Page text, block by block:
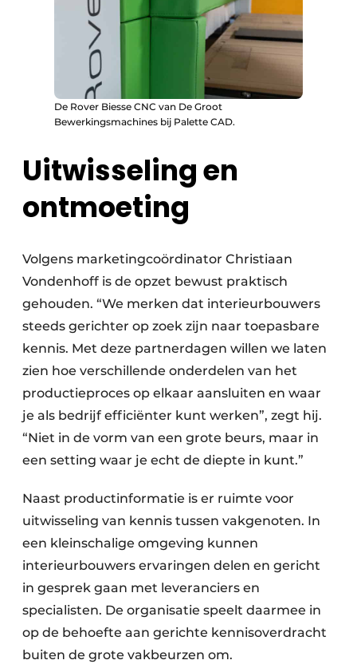
De Rover Biesse CNC van De Groot
Bewerkingsmachines bij Palette CAD.
Uitwisseling en
ontmoeting
Volgens marketingcoördinator Christiaan
Vondenhoff is de opzet bewust praktisch
gehouden. “We merken dat interieurbouwers
steeds gerichter op zoek zijn naar toepasbare
kennis. Met deze partnerdagen willen we laten
zien hoe verschillende onderdelen van het
productieproces op elkaar aansluiten en waar
je als bedrijf efficiënter kunt werken”, zegt hij.
“Niet in de vorm van een grote beurs, maar in
een setting waar je echt de diepte in kunt.”
Naast productinformatie is er ruimte voor
uitwisseling van kennis tussen vakgenoten. In
een kleinschalige omgeving kunnen
interieurbouwers ervaringen delen en gericht
in gesprek gaan met leveranciers en
specialisten. De organisatie speelt daarmee in
op de behoefte aan gerichte kennisoverdracht
buiten de grote vakbeurzen om.